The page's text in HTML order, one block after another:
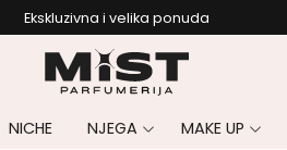
Ekskluzivna i velika ponuda
NICHE NJEGA MAKE UP